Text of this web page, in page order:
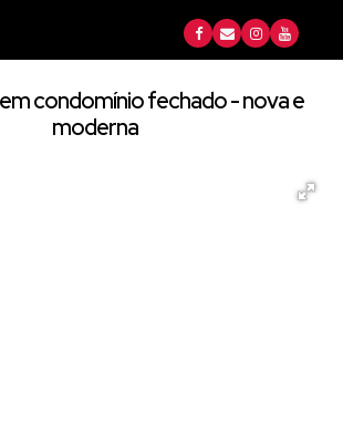
condomínio fechado - nova e
moderna